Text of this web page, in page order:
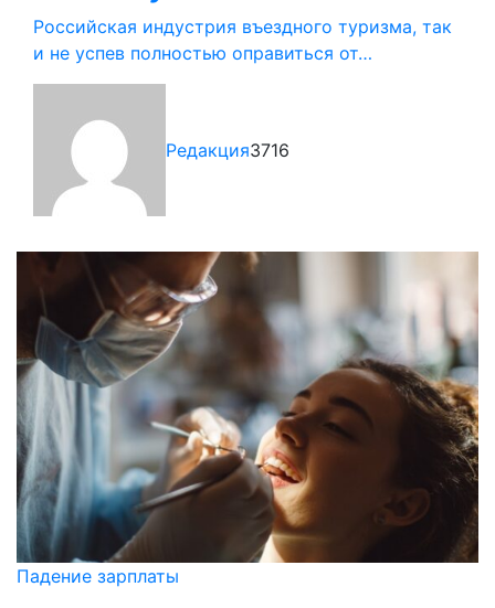
Российская индустрия въездного туризма, так
и не успев полностью оправиться от…
Редакция3716
Падение зарплаты